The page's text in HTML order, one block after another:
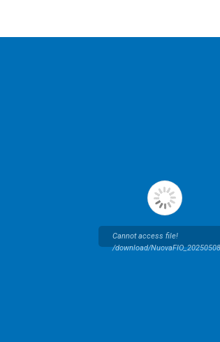
Cannot access file!
/download/